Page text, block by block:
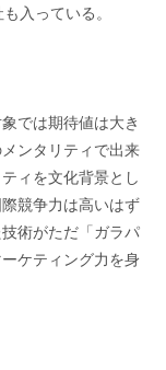
入っている。
では期待値は大き
ンタリティで出来
ィを文化背景とし
競争力は高いはず
術がただ「ガラパ
ケティング力を身